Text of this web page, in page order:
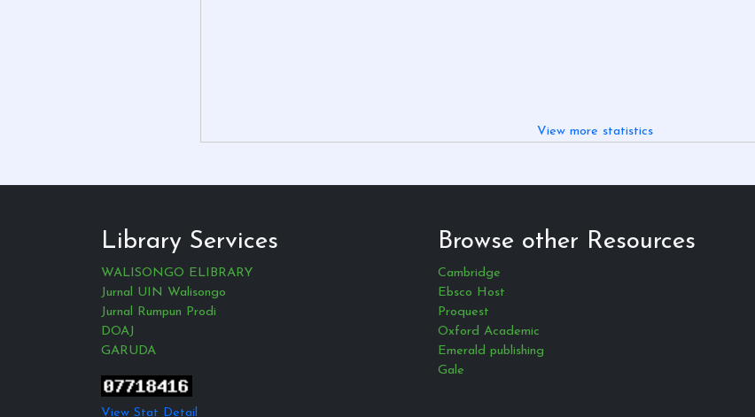
View more statistics
Library Services
WALISONGO ELIBRARY
Jurnal UIN Walisongo
Jurnal Rumpun Prodi
DOAJ
GARUDA
View Stat Detail
Browse other Resources
Cambridge
Ebsco Host
Proquest
Oxford Academic
Emerald publishing
Gale